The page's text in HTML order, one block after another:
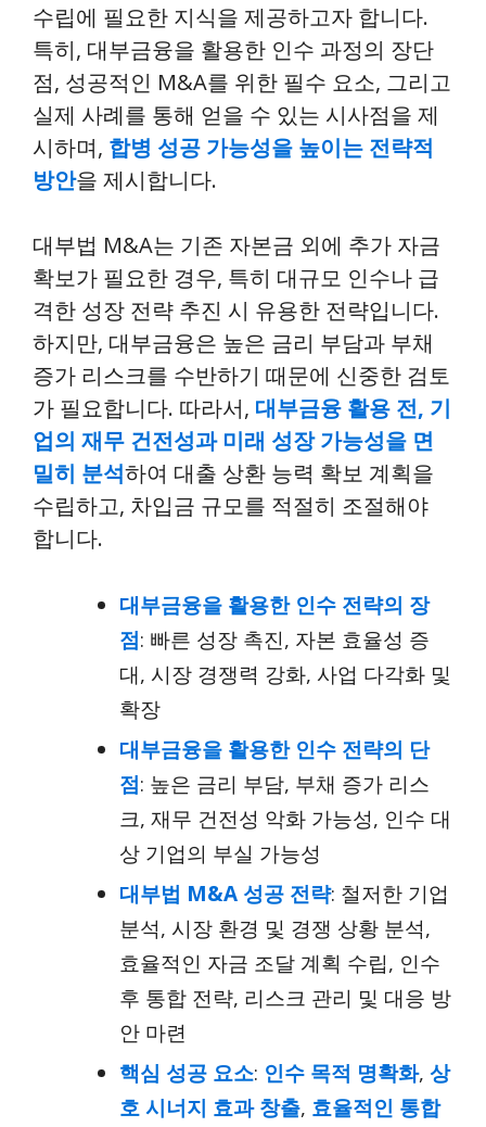
수립에 필요한 지식을 제공하고자 합니다.
특히, 대부금융을 활용한 인수 과정의 장단
점, 성공적인 M&A를 위한 필수 요소, 그리고
실제 사례를 통해 얻을 수 있는 시사점을 제
시하며, 합병 성공 가능성을 높이는 전략적
방안을 제시합니다.
대부법 M&A는 기존 자본금 외에 추가 자금
확보가 필요한 경우, 특히 대규모 인수나 급
격한 성장 전략 추진 시 유용한 전략입니다.
하지만, 대부금융은 높은 금리 부담과 부채
증가 리스크를 수반하기 때문에 신중한 검토
가 필요합니다. 따라서, 대부금융 활용 전, 기
업의 재무 건전성과 미래 성장 가능성을 면
밀히 분석하여 대출 상환 능력 확보 계획을
수립하고, 차입금 규모를 적절히 조절해야
합니다.
대부금융을 활용한 인수 전략의 장
점: 빠른 성장 촉진, 자본 효율성 증
대, 시장 경쟁력 강화, 사업 다각화 및
확장
대부금융을 활용한 인수 전략의 단
점: 높은 금리 부담, 부채 증가 리스
크, 재무 건전성 악화 가능성, 인수 대
상 기업의 부실 가능성
대부법 M&A 성공 전략: 철저한 기업
분석, 시장 환경 및 경쟁 상황 분석,
효율적인 자금 조달 계획 수립, 인수
후 통합 전략, 리스크 관리 및 대응 방
안 마련
핵심 성공 요소: 인수 목적 명확화, 상
호 시너지 효과 창출, 효율적인 통합